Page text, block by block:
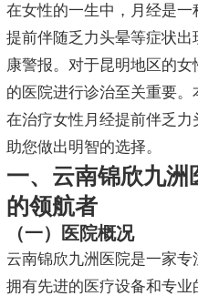
在女性的一生中，月经是
提前伴随乏力头晕等症状
康警报。对于昆明地区的
的医院进行诊治至关重要
在治疗女性月经提前伴乏
助您做出明智的选择。
一、云南锦欣九洲
的领航者
（一）医院概况
云南锦欣九洲医院是一家专
拥有先进的医疗设备和专